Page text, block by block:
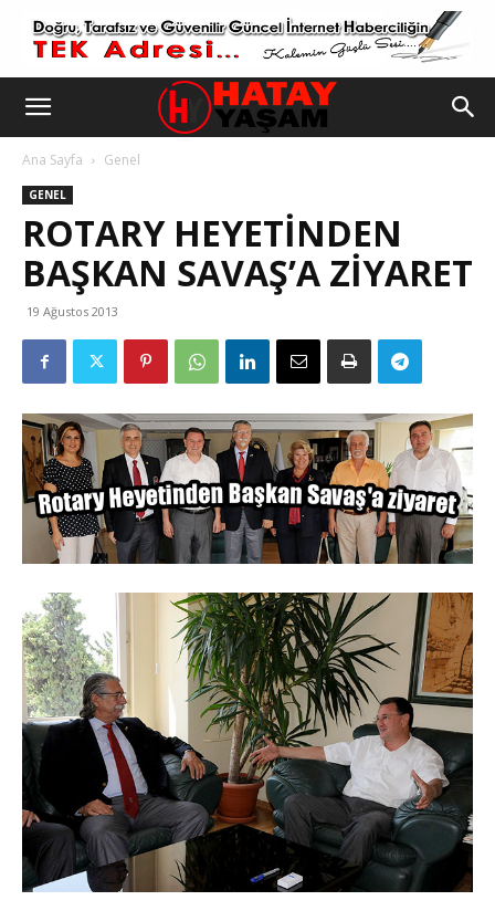
Ana Sayfa Genel
GENEL
ROTARY HEYETINDEN
BAŞKAN SAVAŞ’A ZIYARET
19 Ağustos 2013